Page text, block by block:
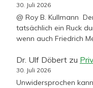
30. Juli 2026
@ Roy B. Kullmann
tatsächlich ein Ruck
wenn auch Friedrich
Dr. Ulf Döbert zu
30. Juli 2026
Unwidersprochen